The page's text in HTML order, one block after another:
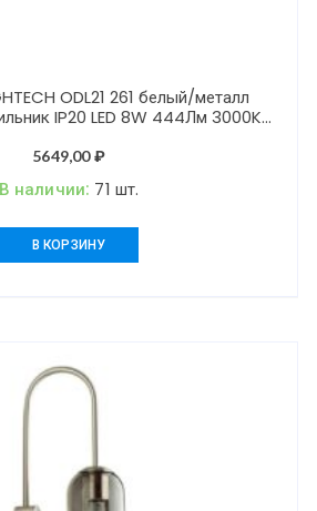
ODL21 261 белый/металл
IP20 LED 8W 444Лм 3000K
5649,00₽
В наличии: 71 шт.
В КОРЗИНУ